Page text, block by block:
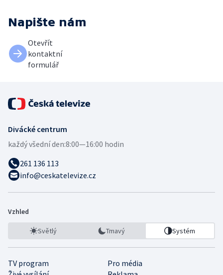
Napište nám
Otevřít
kontaktní
formulář
Divácké centrum
každý všední den:8:00—16:00 hodin
261 136 113
info@ceskatelevize.cz
Vzhled
Světlý Tmavý Systém
TV program
Pro média